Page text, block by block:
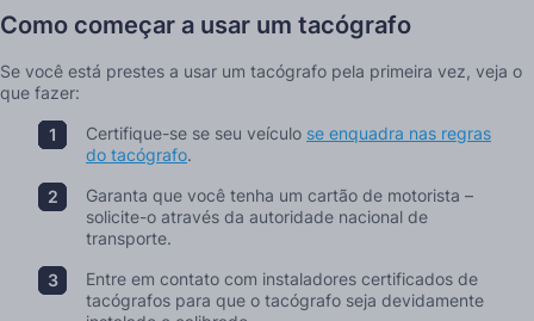
Como começar a usar um tacógrafo
Se você está prestes a usar um tacógrafo pela primeira vez, veja o
que fazer:
Certifique-se se seu veículo se enquadra nas regras
do tacógrafo.
Garanta que você tenha um cartão de motorista –
solicite-o através da autoridade nacional de
transporte.
Entre em contato com instaladores certificados de
tacógrafos para que o tacógrafo seja devidamente